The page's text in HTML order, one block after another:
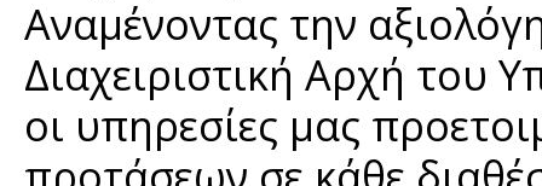
Αναμένοντας την
Διαχειριστική Αρχή του
οι υπηρεσίες μας